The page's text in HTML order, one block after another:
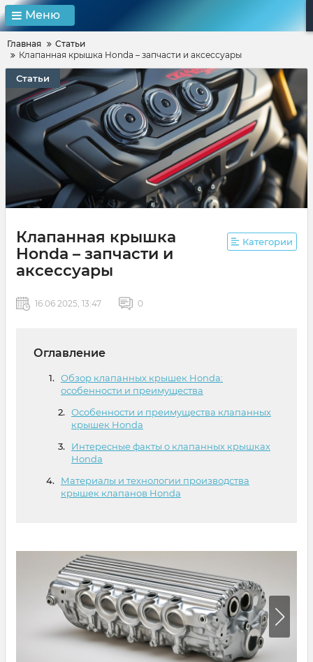
Меню
Главная
Статьи
Клапанная крышка Honda – запчасти и аксессуары
Статьи
Клапанная крышка
Honda – запчасти и
аксессуары
Категории
16 06 2025, 13:47 0
Оглавление
Обзор клапанных крышек Honda:
особенности и преимущества
Особенности и преимущества клапанных
крышек Honda
Интересные факты о клапанных крышках
Honda
Материалы и технологии производства
крышек клапанов Honda